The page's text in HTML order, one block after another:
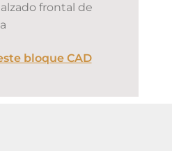
frontal de
bloque CAD